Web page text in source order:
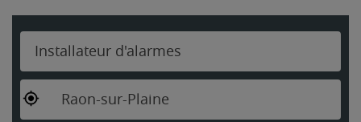
Installateur d'alarmes
Raon-sur-Plaine